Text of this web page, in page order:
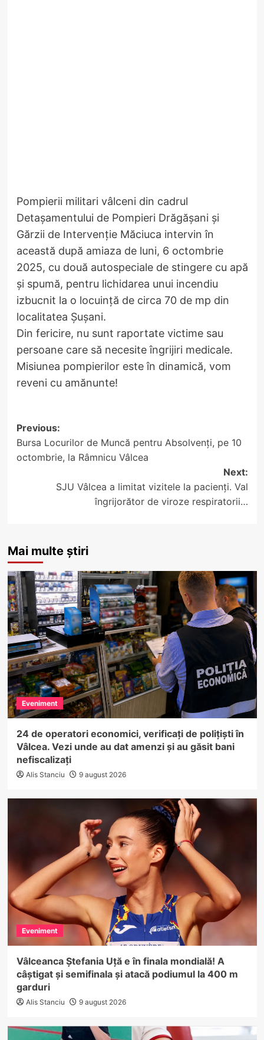
Pompierii militari vâlceni din cadrul
Detașamentului de Pompieri Drăgășani și
Gărzii de Intervenție Măciuca intervin în
această după amiaza de luni, 6 octombrie
2025, cu două autospeciale de stingere cu apă
și spumă, pentru lichidarea unui incendiu
izbucnit la o locuință de circa 70 de mp din
localitatea Șușani.
Din fericire, nu sunt raportate victime sau
persoane care să necesite îngrijiri medicale.
Misiunea pompierilor este în dinamică, vom
reveni cu amănunte!
Post
navigation
Previous:
Bursa Locurilor de Muncă pentru Absolvenți, pe 10
octombrie, la Râmnicu Vâlcea
Next:
SJU Vâlcea a limitat vizitele la pacienți. Val
îngrijorător de viroze respiratorii…
Mai multe știri
Eveniment
24 de operatori economici, verificați de polițiști în
Vâlcea. Vezi unde au dat amenzi și au găsit bani
nefiscalizați
Alis Stanciu 9 august 2026
Eveniment
Vâlceanca Ștefania Uță e în finala mondială! A
câștigat și semifinala și atacă podiumul la 400 m
garduri
Alis Stanciu 9 august 2026